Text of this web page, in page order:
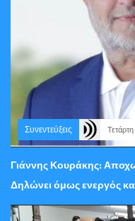
Συνεντεύξεις
Γιάννης Κουράκης:
Δηλώνει όμως ενεργός